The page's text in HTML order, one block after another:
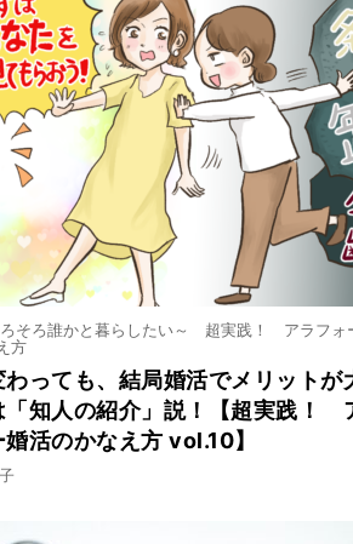
そろ誰かと暮らしたい～ 超実践！ アラフォ
方
わっても、結局婚活でメリットが
「知人の紹介」説！【超実践！
活のかなえ方 vol.10】